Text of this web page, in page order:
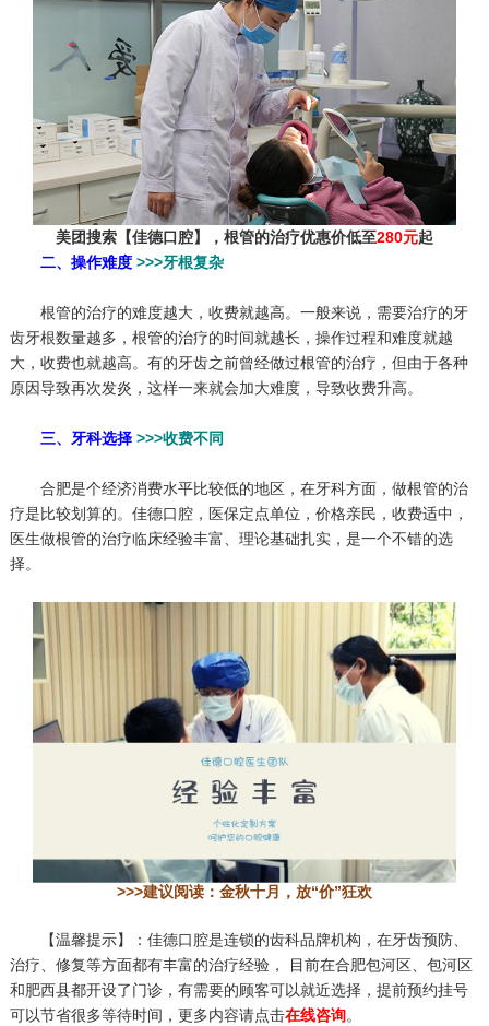
美团搜索【佳德口腔】，根管的治疗优惠价低至280元起
二、操作难度 >>>牙根复杂
根管的治疗的难度越大，收费就越高。一般来说，需要治疗的牙
齿牙根数量越多，根管的治疗的时间就越长，操作过程和难度就越
大，收费也就越高。有的牙齿之前曾经做过根管的治疗，但由于各种
原因导致再次发炎，这样一来就会加大难度，导致收费升高。
三、牙科选择>>>收费不同
合肥是个经济消费水平比较低的地区，在牙科方面，做根管的治
疗是比较划算的。佳德口腔，医保定点单位，价格亲民，收费适中，
医生做根管的治疗临床经验丰富、理论基础扎实，是一个不错的选
择。
>>>建议阅读： 金秋十月，放“价”狂欢
【温馨提示】：佳德口腔是连锁的齿科品牌机构，在牙齿预防、
治疗、修复等方面都有丰富的治疗经验， 目前在合肥包河区、包河区
和肥西县都开设了门诊，有需要的顾客可以就近选择，提前预约挂号
可以节省很多等待时间，更多内容请点击在线咨询。